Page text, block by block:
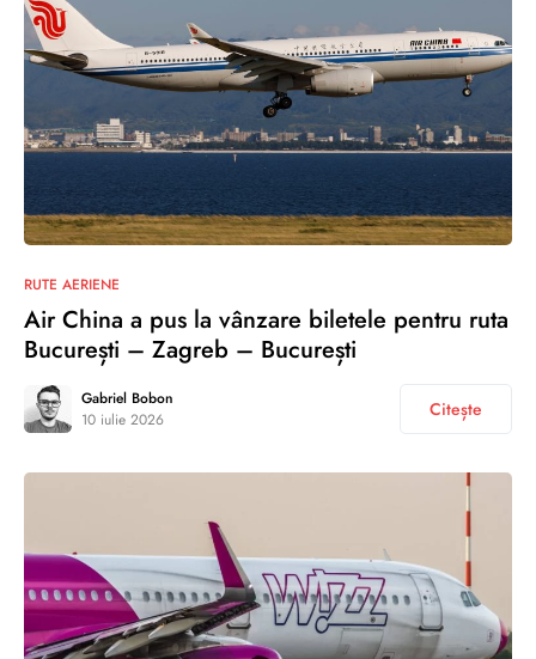
RUTE AERIENE
Air China a pus la vânzare biletele pentru ruta
București – Zagreb – București
Gabriel Bobon
10 iulie 2026
Citește